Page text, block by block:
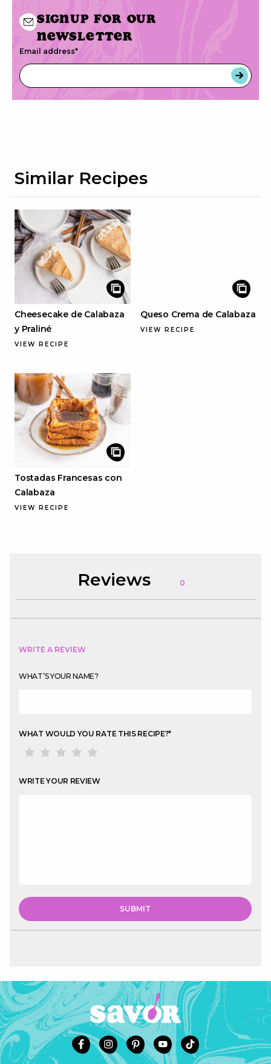
Signup for our
newsletter
Email address*
Similar Recipes
Cheesecake de Calabaza
y Praliné
VIEW RECIPE
Queso Crema de Calabaza
VIEW RECIPE
Tostadas Francesas con
Calabaza
VIEW RECIPE
Reviews 0
WRITE A REVIEW
WHAT’S YOUR NAME?
WHAT WOULD YOU RATE THIS RECIPE?*
WRITE YOUR REVIEW